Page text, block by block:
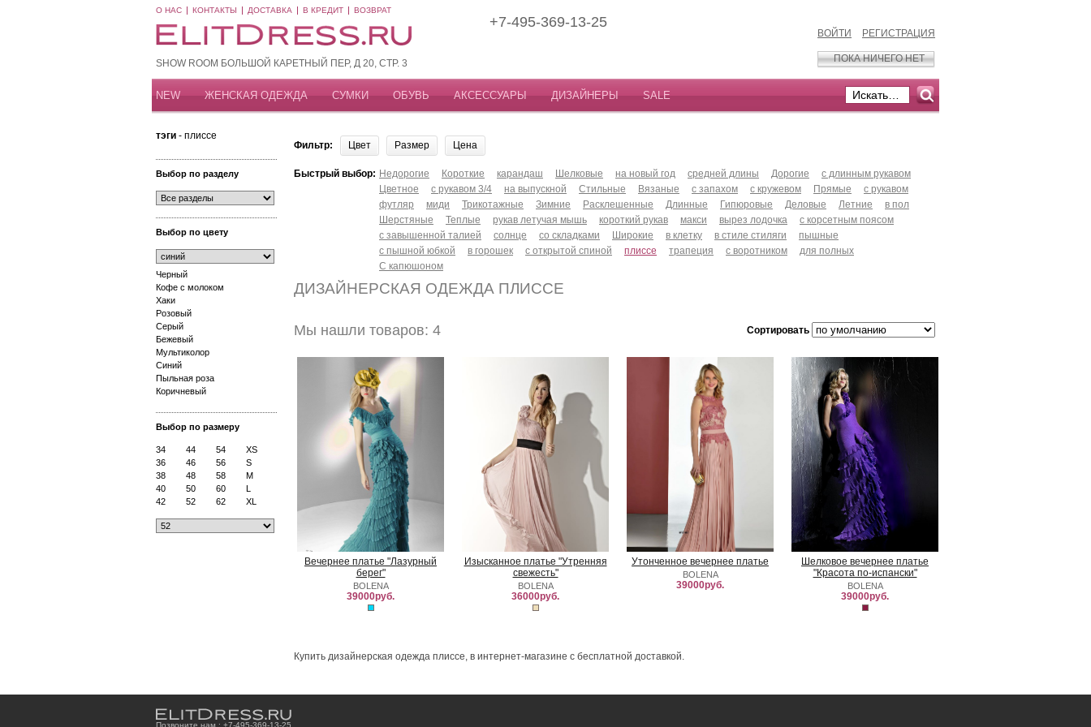
О НАС КОНТАКТЫ ДОСТАВКА В КРЕДИТ ВОЗВРАТ
SHOW ROOM БОЛЬШОЙ КАРЕТНЫЙ ПЕР, Д 20, СТР. 3
+7-495-369-13-25
ВОЙТИ РЕГИСТРАЦИЯ
ПОКА НИЧЕГО НЕТ
NEW ЖЕНСКАЯ ОДЕЖДА СУМКИ ОБУВЬ АКСЕССУАРЫ ДИЗАЙНЕРЫ SALE
тэги - плиссе
Выбор по разделу
Выбор по цвету
Черный
Кофе с молоком
Хаки
Розовый
Серый
Бежевый
Мультиколор
Синий
Пыльная роза
Коричневый
Выбор по размеру
34 44 54
XS
36
46 56
S
38
48 58
M
40
50 60
L
42
52 62 XL
Фильтр: Цвет Размер Цена
Быстрый выбор: Недорогие Короткие карандаш Шелковые на новый год средней длины Дорогие
с длинным рукавом
Цветное
с рукавом 3/4 на выпускной Стильные Вязаные с запахом с кружевом Прямые
с рукавом
футляр
миди Трикотажные Зимние Расклешенные Длинные Гипюровые Деловые Летние
в пол
Шерстяные
Теплые рукав летучая мышь короткий рукав макси вырез лодочка
с корсетным поясом
с завышенной талией
солнце со складками Широкие в клетку в стиле стиляги
пышные
с пышной юбкой
в горошек с открытой спиной плиссе трапеция с воротником
для полных
С капюшоном
ДИЗАЙНЕРСКАЯ ОДЕЖДА ПЛИССЕ
Мы нашли товаров: 4 Сортировать
Вечернее платье "Лазурный
берег"
BOLENA
39000руб.
Изысканное платье "Утренняя
свежесть"
BOLENA
36000руб.
Утонченное вечернее платье
BOLENA
39000руб.
Шелковое вечернее платье
"Красота по-испански"
BOLENA
39000руб.
Купить дизайнерская одежда плиссе, в интернет-магазине с бесплатной доставкой.
Позвоните нам : +7-495-369-13-25